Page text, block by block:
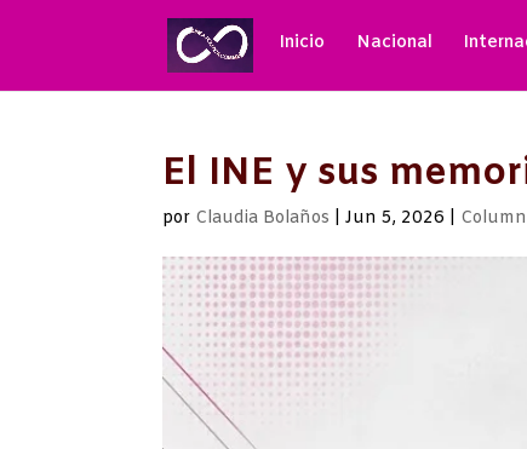
Inicio Nacional
El INE y sus
por Claudia Bolaños |Jun 5, 2026